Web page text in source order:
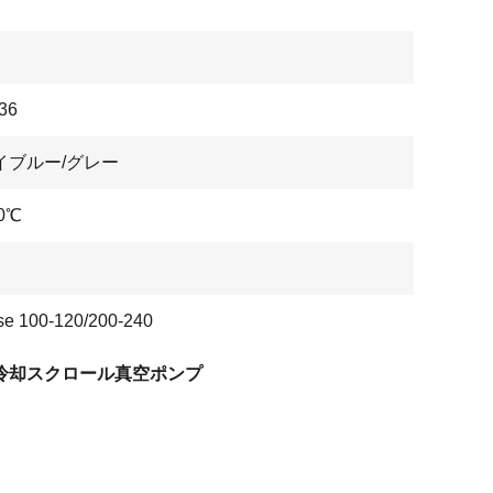
ブルー/グレー
100-120/200-240
却スクロール真空ポンプ